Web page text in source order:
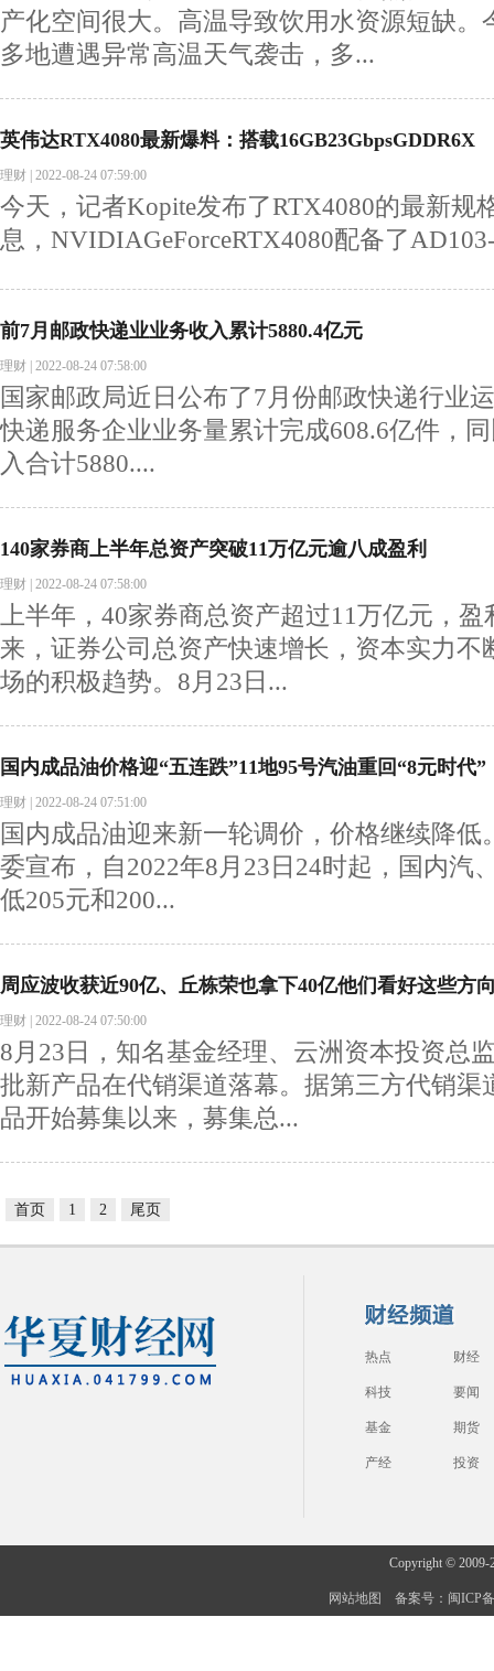
产化空间很大。高温导致饮用水资源短缺。
多地遭遇异常高温天气袭击，多...
英伟达RTX4080最新爆料：搭载16GB23GbpsGDDR6X
理财 2022-08-24 07:59:00
今天，记者Kopite发布了RTX4080的最新规
息，NVIDIAGeForceRTX4080配备了
前7月邮政快递业业务收入累计5880.4亿元
理财 2022-08-24 07:58:00
国家邮政局近日公布了7月份邮政快递行业
快递服务企业业务量累计完成608.6亿件，
入合计5880....
140家券商上半年总资产突破11万亿元逾八成盈利
理财 2022-08-24 07:58:00
上半年，40家券商总资产超过11万亿元，
来，证券公司总资产快速增长，资本实力不
场的积极趋势。8月23日...
国内成品油价格迎“五连跌”11地95号汽油重回“8元时代”
理财 2022-08-24 07:51:00
国内成品油迎来新一轮调价，价格继续降低
委宣布，自2022年8月23日24时起，国内汽
低205元和200...
周应波收获近90亿、丘栋荣也拿下40亿他们看好这些方
理财 2022-08-24 07:50:00
8月23日，知名基金经理、云洲资本投资总
批新产品在代销渠道落幕。据第三方代销渠
品开始募集以来，募集总...
首页 1 2 尾页
热点 财经
科技 要闻
基金 期货
产经 投资
Copyright © 2009-
网站地图 备案号：闽ICP